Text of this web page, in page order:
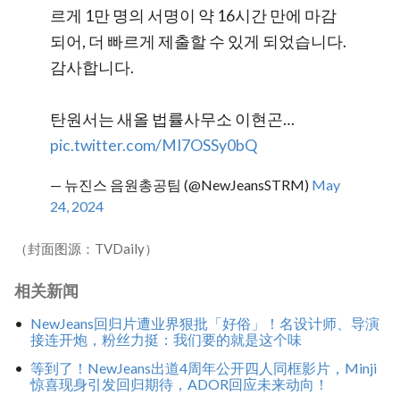
르게 1만 명의 서명이 약 16시간 만에 마감
되어, 더 빠르게 제출할 수 있게 되었습니다.
감사합니다.
탄원서는 새올 법률사무소 이현곤…
pic.twitter.com/MI7OSSy0bQ
— 뉴진스 음원총공팀 (@NewJeansSTRM) May
24, 2024
（封面图源：TVDaily）
相关新闻
NewJeans回归片遭业界狠批「好俗」！名设计师、导演
接连开炮，粉丝力挺：我们要的就是这个味
等到了！NewJeans出道4周年公开四人同框影片，Minji
惊喜现身引发回归期待，ADOR回应未来动向！